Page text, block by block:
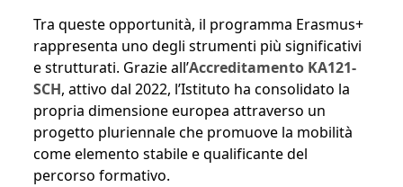
Tra queste opportunità, il programma Erasmus+
rappresenta uno degli strumenti più significativi
e strutturati. Grazie all’Accreditamento KA121-
SCH, attivo dal 2022, l’Istituto ha consolidato la
propria dimensione europea attraverso un
progetto pluriennale che promuove la mobilità
come elemento stabile e qualificante del
percorso formativo.